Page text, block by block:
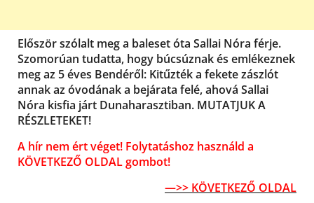
Először szólalt meg a baleset óta Sallai Nóra férje.
Szomorúan tudatta, hogy búcsúznak és emlékeznek
meg az 5 éves Bendéről: Kitűzték a fekete zászlót
annak az óvodának a bejárata felé, ahová Sallai
Nóra kisfia járt Dunaharasztiban. MUTATJUK A
RÉSZLETEKET!
A hír nem ért véget! Folytatáshoz használd a
KÖVETKEZŐ OLDAL gombot!
—>> KÖVETKEZŐ OLDAL